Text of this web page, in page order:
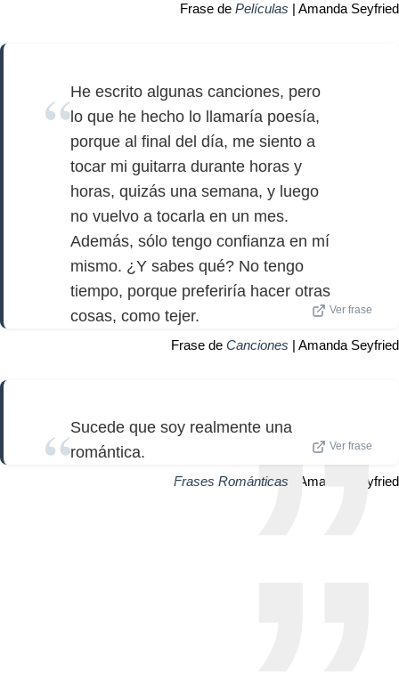
Frase de Películas | Amanda Seyfried
He escrito algunas canciones, pero
lo que he hecho lo llamaría poesía,
porque al final del día, me siento a
tocar mi guitarra durante horas y
horas, quizás una semana, y luego
no vuelvo a tocarla en un mes.
Además, sólo tengo confianza en mí
mismo. ¿Y sabes qué? No tengo
tiempo, porque preferiría hacer otras
cosas, como tejer.
Ver frase
Frase de Canciones | Amanda Seyfried
Sucede que soy realmente una
romántica.
Ver frase
Frases Románticas | Amanda Seyfried